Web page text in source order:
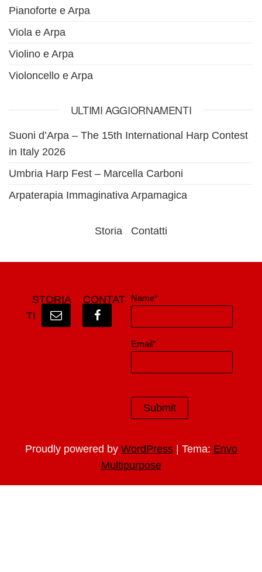
Pianoforte e Arpa
Viola e Arpa
Violino e Arpa
Violoncello e Arpa
ULTIMI AGGIORNAMENTI
Suoni d’Arpa – The 15th International Harp Contest
in Italy 2026
Umbria Harp Fest – Marcella Carboni
Arpaterapia Immaginativa Arpamagica
Storia Contatti
STORIA
CONTAT
TI
Name*
Email*
Proudly powered by WordPress | Tema: Envo
Multipurpose